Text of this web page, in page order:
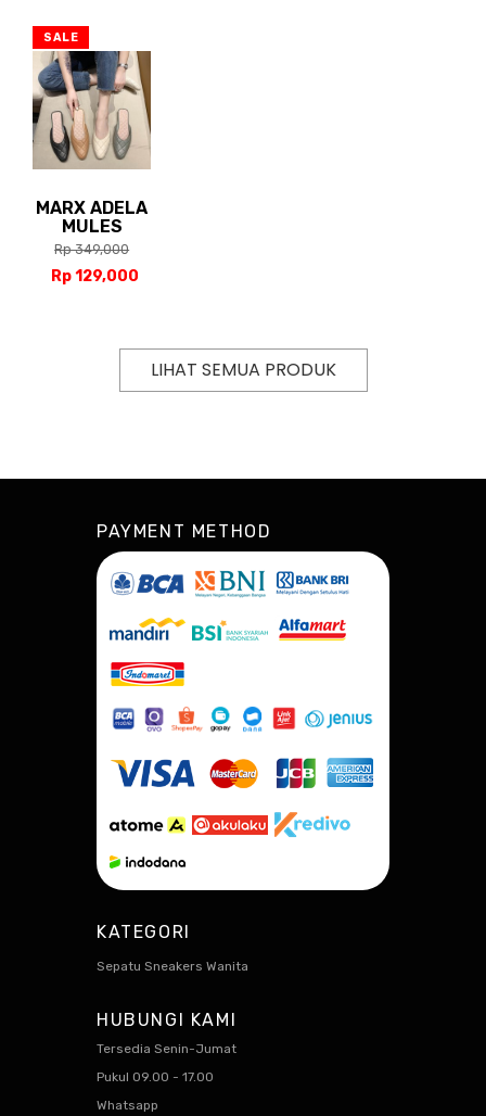
SALE
MARX ADELA
MULES
Rp 349,000
Rp 129,000
LIHAT SEMUA PRODUK
PAYMENT METHOD
KATEGORI
Sepatu Sneakers Wanita
HUBUNGI KAMI
Tersedia Senin-Jumat
Pukul 09.00 - 17.00
Whatsapp